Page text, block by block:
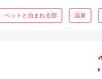
ペットと泊まれる宿 温泉